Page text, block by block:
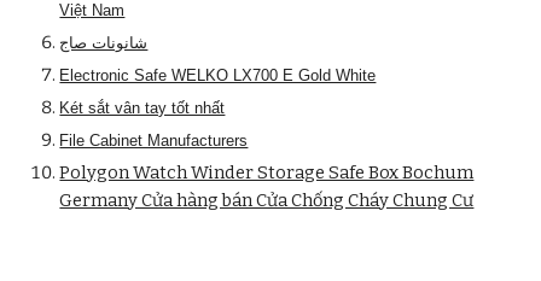
Việt Nam
شانونات صاج
Electronic Safe WELKO LX700 E Gold White
Két sắt vân tay tốt nhất
File Cabinet Manufacturers
Polygon Watch Winder Storage Safe Box Bochum
Germany Cửa hàng bán Cửa Chống Cháy Chung Cư